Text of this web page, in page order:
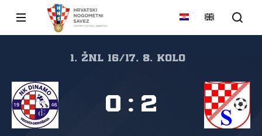
1. ŽNL 16/17, 8. kolo
0 : 2